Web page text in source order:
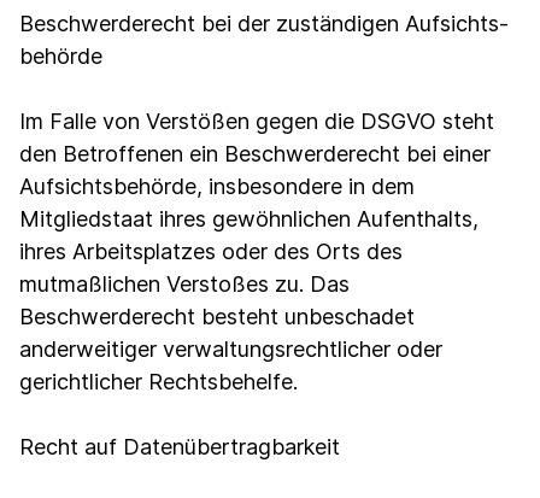
Beschwerde­recht bei der zuständigen Aufsichts­
behörde
Im Falle von Verstößen gegen die DSGVO steht
den Betroffenen ein Beschwerderecht bei einer
Aufsichtsbehörde, insbesondere in dem
Mitgliedstaat ihres gewöhnlichen Aufenthalts,
ihres Arbeitsplatzes oder des Orts des
mutmaßlichen Verstoßes zu. Das
Beschwerderecht besteht unbeschadet
anderweitiger verwaltungsrechtlicher oder
gerichtlicher Rechtsbehelfe.
Recht auf Daten­übertrag­barkeit